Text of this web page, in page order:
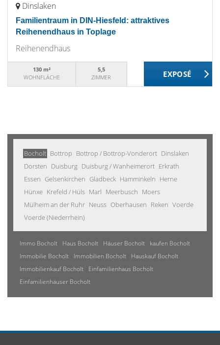
Dinslaken
Familientraum in DIN-Hiesfeld: attraktives
Reihenendhaus in Toplage
Reihenendhaus
130 m²
WOHNFLÄCHE
5,5
ZIMMER
Bocholt Bottrop Bottrop / Bottrop-Vonderort Dinslaken
Dorsten Duisburg Duisburg / Wanheimerort Erkrath
Essen Gelsenkirchen Gladbeck Hamminkeln Herne
Hünxe Krefeld / Hüls Marl Meerbusch Moers
Mülheim an der Ruhr Neuss Oberhausen Reken Voerde
Voerde (Niederrhein)
Immo Bocholt Haus Bocholt Häuser Bocholt
kaufen Bocholt
Immobilie Bocholt
Immobilien Bocholt
Hauskauf Bocholt
Immobilienkauf Bocholt
Einfamilienhaus Bocholt
Einfamilienhäuser Bocholt